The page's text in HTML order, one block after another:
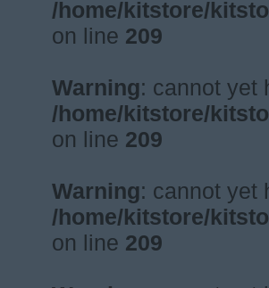
/home/kitstore/
on line 209
Warning: cannot yet
/home/kitstore/
on line 209
Warning: cannot yet
/home/kitstore/
on line 209